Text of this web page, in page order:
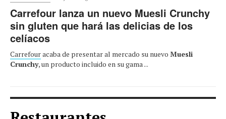
Carrefour lanza un nuevo Muesli Crunchy
sin gluten que hará las delicias de los
celíacos
Carrefouracaba de presentar al mercado su nuevo Muesli
Crunchy, un producto incluido en su gama ...